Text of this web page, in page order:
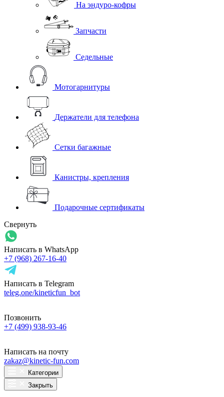
На эндуро-кофры
Запчасти
Седельные
Мотогарнитуры
Держатели для телефона
Сетки багажные
Канистры, крепления
Подарочные сертификаты
Свернуть
Написать в WhatsApp
+7 (968) 267-16-40
Написать в Telegram
teleg.one/kineticfun_bot
Позвонить
+7 (499) 938-93-46
Написать на почту
zakaz@kinetic-fun.com
Категории
Закрыть